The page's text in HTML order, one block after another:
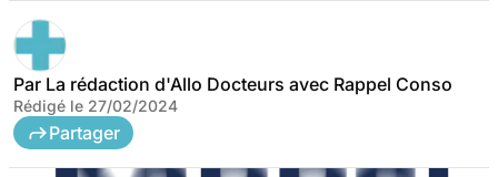
Par La rédaction d'Allo Docteurs avec Rappel Conso
Rédigé le 27/02/2024
Partager